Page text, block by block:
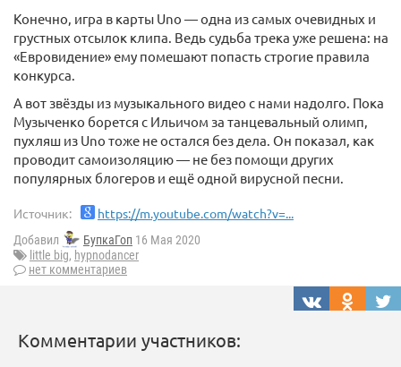
Конечно, игра в карты Uno — одна из самых очевидных и
грустных отсылок клипа. Ведь судьба трека уже решена: на
«Евровидение» ему помешают попасть строгие правила
конкурса.
А вот звёзды из музыкального видео с нами надолго. Пока
Музыченко борется с Ильичом за танцевальный олимп,
пухляш из Uno тоже не остался без дела. Он показал, как
проводит самоизоляцию — не без помощи других
популярных блогеров и ещё одной вирусной песни.
Источник: https://m.youtube.com/watch?v=...
Добавил БупкаГоп 16 Мая 2020
little big, hypnodancer
нет комментариев
Комментарии участников: